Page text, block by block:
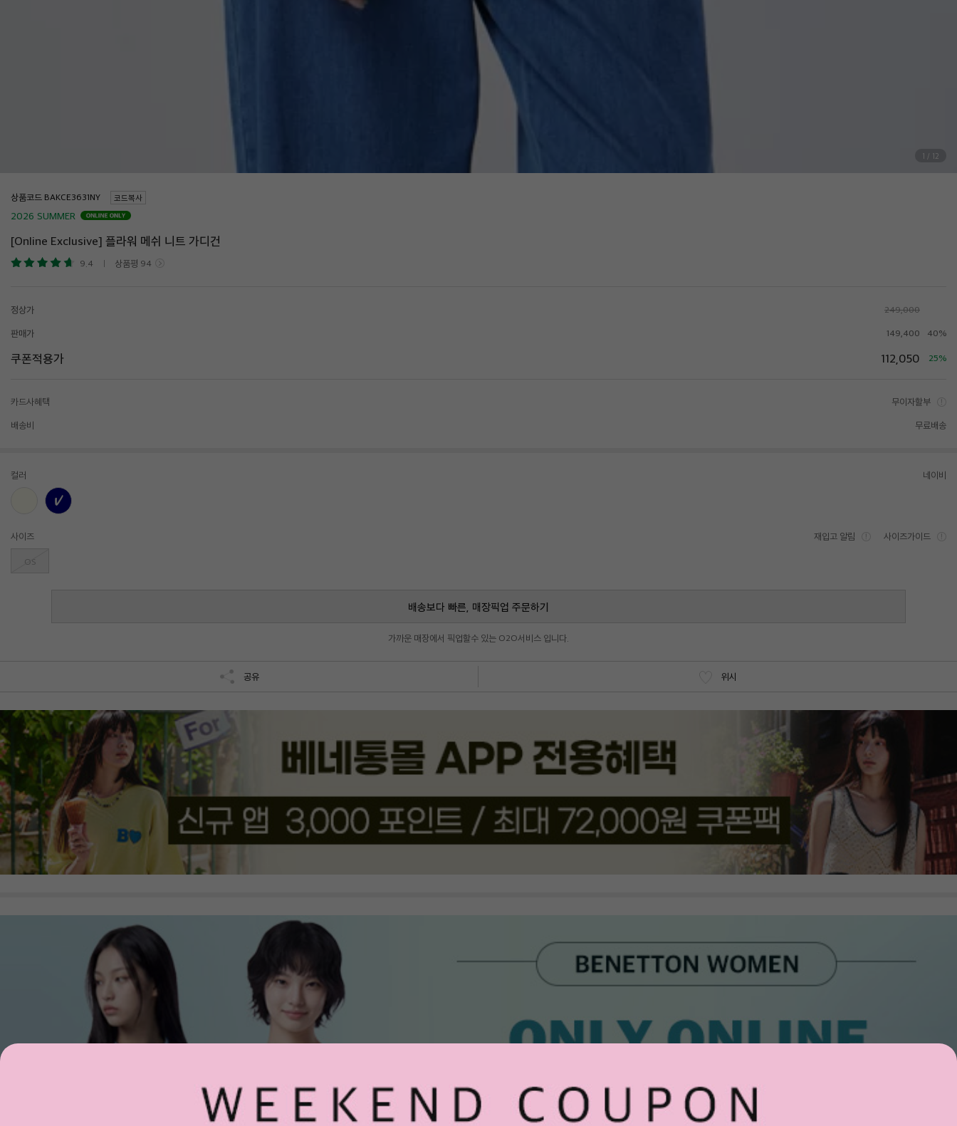
1 / 12
상품코드 코드복사
2026 SUMMER
[Online Exclusive] 플라워 메쉬 니트 가디건
9.4 상품평 94
정상가 249,000
판매가 149,400 40%
쿠폰적용가 112,050 25%
카드사혜택 무이자할부
배송비 무료배송
컬러 네이비
사이즈 재입고 알림 사이즈가이드
OS
배송보다 빠른, 매장픽업 주문하기
가까운 매장에서 픽업할수 있는 O2O서비스 입니다.
공유 위시